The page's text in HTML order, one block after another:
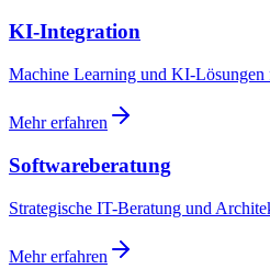
KI-Integration
Machine Learning und KI-Lösungen
Mehr erfahren
Softwareberatung
Strategische IT-Beratung und
Mehr erfahren